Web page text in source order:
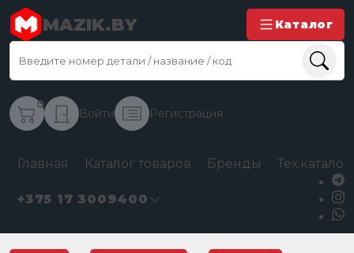
MAZIK.BY Каталог
0
Войти Регистрация
Главная Каталог товаров Бренды
+375 17 3009400